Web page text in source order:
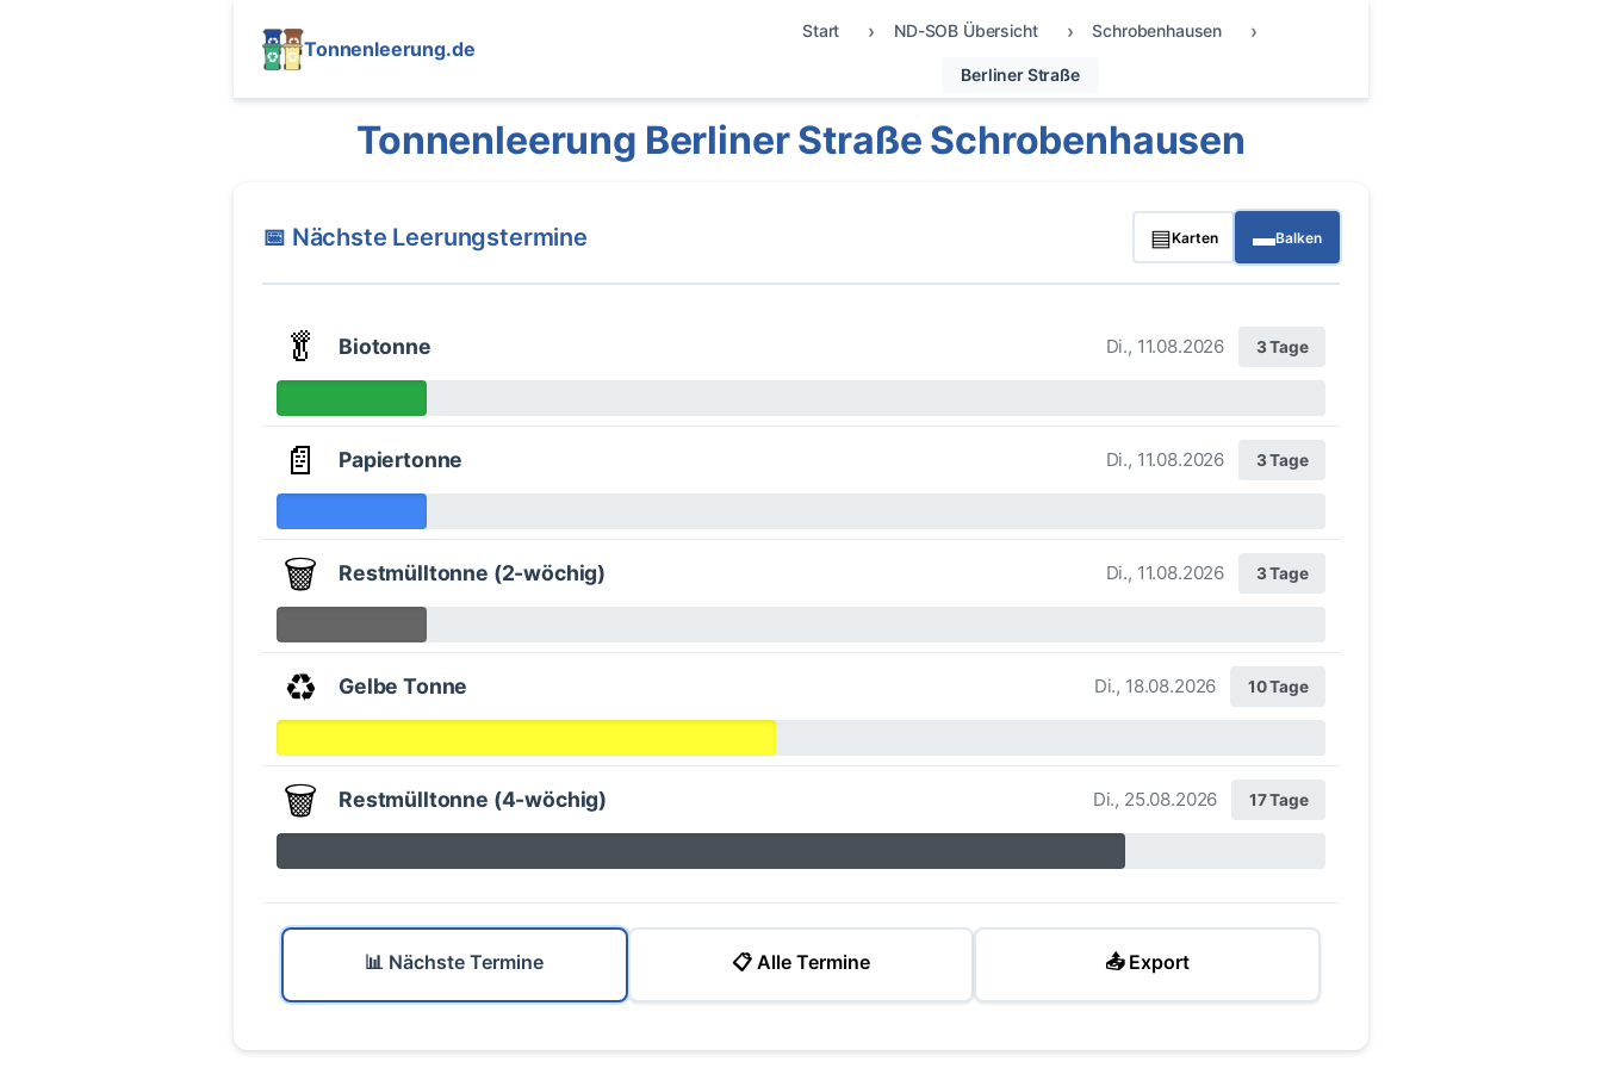
Tonnenleerung.de
Start ND-SOB Übersicht Schrobenhausen
Berliner Straße
Tonnenleerung Berliner Straße Schrobenhausen
📅 Nächste Leerungstermine ▤Karten ▬Balken
🥬 Biotonne Di., 11.08.2026 3 Tage
📄 Papiertonne Di., 11.08.2026 3 Tage
🗑️ Restmülltonne (2-wöchig) Di., 11.08.2026 3 Tage
♻️ Gelbe Tonne Di., 18.08.2026 10 Tage
🗑️ Restmülltonne (4-wöchig) Di., 25.08.2026 17 Tage
📊 Nächste Termine 📋 Alle Termine 📤 Export